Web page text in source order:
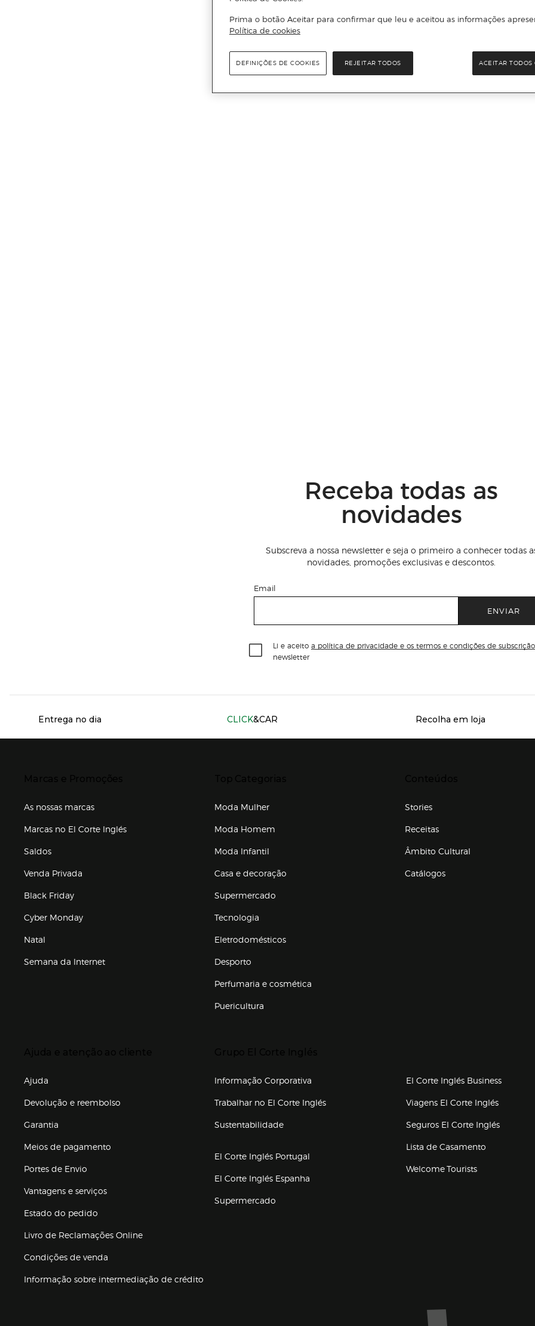
Receba todas as
novidades
Subscreva a nossa newsletter e seja o primeiro a conhecer todas
novidades, promoções exclusivas e descontos.
Email
ENVIAR
Li e aceito a política de privacidade e os termos e condições de subscrição
newsletter
Servicios destacados
Entrega no dia CLICK&CAR Recolha em loja
As nossas marcas
Marcas no El Corte Inglés
Saldos
Venda Privada
Black Friday
Cyber Monday
Natal
Semana da Internet
Moda Mulher
Moda Homem
Moda Infantil
Casa e decoração
Supermercado
Tecnologia
Eletrodomésticos
Desporto
Perfumaria e cosmética
Puericultura
Stories
Receitas
Âmbito Cultural
Catálogos
Ajuda
Devolução e reembolso
Garantia
Meios de pagamento
Portes de Envio
Vantagens e serviços
Estado do pedido
Livro de Reclamações Online
Condições de venda
Informação sobre intermediação de crédito
Informação Corporativa
Trabalhar no El Corte Inglés(abre en nueva ventana)
Sustentabilidade
El Corte Inglés Portugal
El Corte Inglés Espanha
Supermercado
El Corte Inglés Business
Viagens El Corte Inglés(abre en
Seguros El Corte Inglés(abre en
Lista de Casamento
Welcome Tourists
Marca El Corte Inglés
Prima o botão Aceitar para confirmar que leu e aceitou as informações
Política de cookies
REJEITAR TODOS ACEITAR TODOS
DEFINIÇÕES DE COOKIES